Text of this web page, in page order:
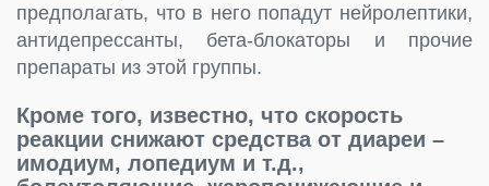
предполагать, что в него попадут нейролептики,
антидепрессанты, бета-блокаторы и прочие
препараты из этой группы.
Кроме того, известно, что скорость
реакции снижают средства от диареи –
имодиум, лопедиум и т.д.,